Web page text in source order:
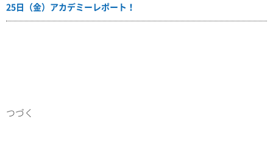
25日（金）アカデミーレポート！
つづく